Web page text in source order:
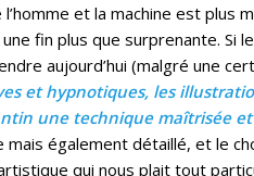
et la machine est plus
fin plus que surprenante. Si
aujourd’hui (malgré une
et hypnotiques, les
une technique maîtrisée et
également détaillé, et le
qui nous plait tout